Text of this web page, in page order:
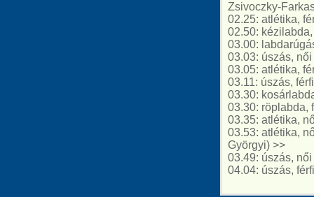
Zsivoczky-
02.25: atlétika,
02.50:
03.00:
03.03: úszás,
03.05: atlétika,
03.11: úszás,
03.30:
03.30: röplabda,
03.35: atlétika,
03.53: atlétika,
Györgyi) >>
03.49: úszás,
04.04: úszás,